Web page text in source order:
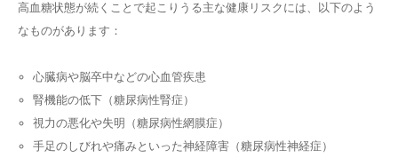
高血糖状態が続くことで起こりうる主な健康リスクには、以下のよう
なものがあります：
心臓病や脳卒中などの心血管疾患
腎機能の低下（糖尿病性腎症）
視力の悪化や失明（糖尿病性網膜症）
手足のしびれや痛みといった神経障害（糖尿病性神経症）